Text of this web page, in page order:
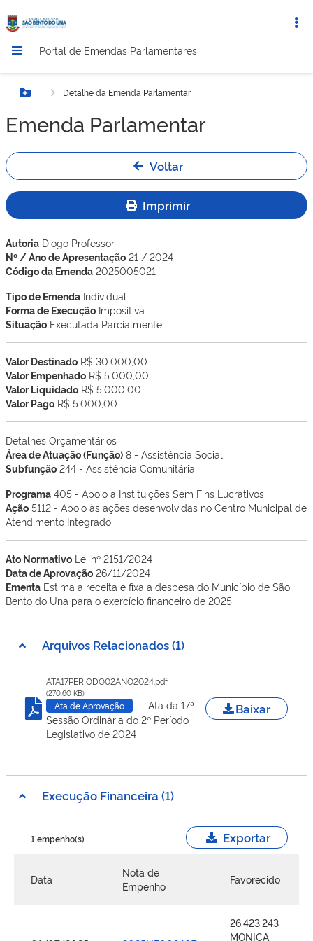
Portal de Emendas Parlamentares
Botão MenuDetalhe da Emenda Parlamentar
Emenda Parlamentar
Voltar
Imprimir
Autoria Diogo Professor
Nº / Ano de Apresentação 21 / 2024
Código da Emenda 2025005021
Tipo de Emenda Individual
Forma de Execução Impositiva
Situação Executada Parcialmente
Valor Destinado R$ 30.000,00
Valor Empenhado R$ 5.000,00
Valor Liquidado R$ 5.000,00
Valor Pago R$ 5.000,00
Detalhes Orçamentários
Área de Atuação (Função) 8 - Assistência Social
Subfunção 244 - Assistência Comunitária
Programa 405 - Apoio a Instituições Sem Fins Lucrativos
Ação 5112 - Apoio às ações desenvolvidas no Centro Municipal de
Atendimento Integrado
Ato Normativo Lei nº 2151/2024
Data de Aprovação 26/11/2024
Ementa Estima a receita e fixa a despesa do Município de São
Bento do Una para o exercício financeiro de 2025
Arquivos Relacionados (1)
ATA17PERIODO02ANO2024.pdf
(270.60 KB)
Ata de Aprovação
- Ata da 17ª
Sessão Ordinária do 2º Período
Legislativo de 2024
Baixar
Execução Financeira (1)
1 empenho(s) Exportar
Data
Nota de
Empenho
Favorecido
26.423.243
MONICA